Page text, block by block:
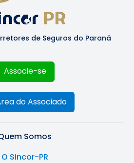
de Seguros do Paraná
Associe-se
do Associado
Somos
O Sincor-PR